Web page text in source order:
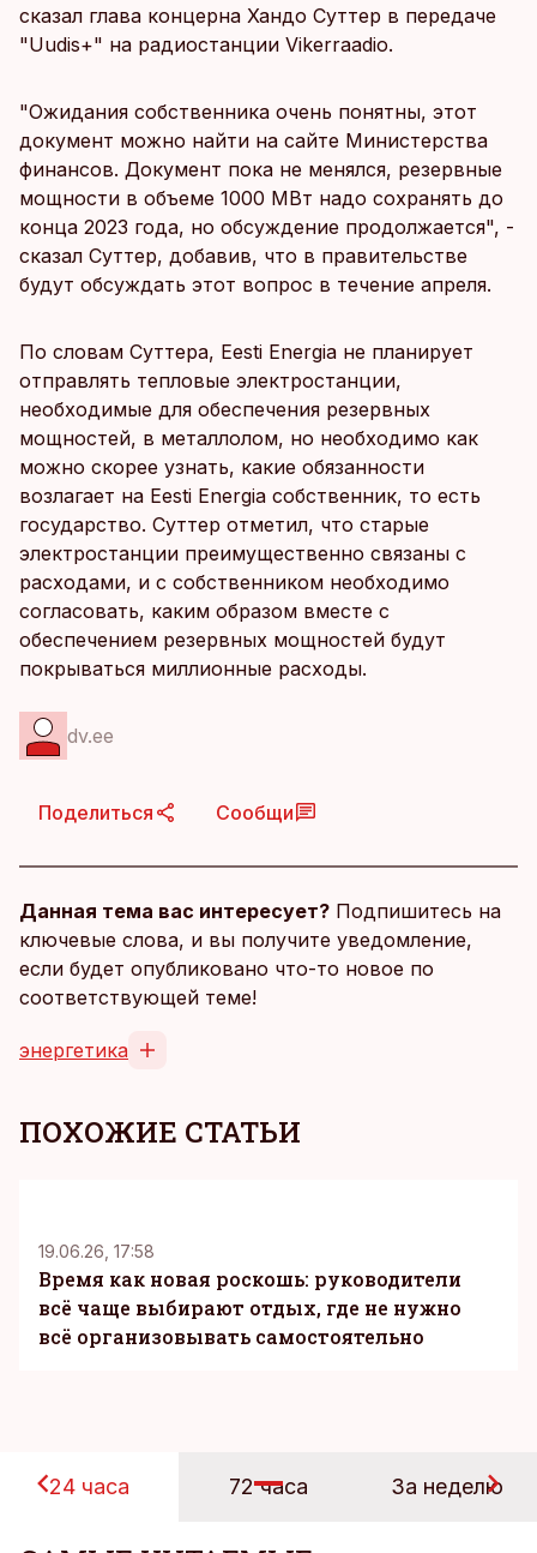
сказал глава концерна Хандо Суттер в передаче
"Uudis+" на радиостанции Vikerraadio.
"Ожидания собственника очень понятны, этот
документ можно найти на сайте Министерства
финансов. Документ пока не менялся, резервные
мощности в объеме 1000 МВт надо сохранять до
конца 2023 года, но обсуждение продолжается", -
сказал Суттер, добавив, что в правительстве
будут обсуждать этот вопрос в течение апреля.
По словам Суттера, Eesti Energia не планирует
отправлять тепловые электростанции,
необходимые для обеспечения резервных
мощностей, в металлолом, но необходимо как
можно скорее узнать, какие обязанности
возлагает на Eesti Energia собственник, то есть
государство. Суттер отметил, что старые
электростанции преимущественно связаны с
расходами, и с собственником необходимо
согласовать, каким образом вместе с
обеспечением резервных мощностей будут
покрываться миллионные расходы.
dv.ee
Поделиться Сообщи
Данная тема вас интересует? Подпишитесь на
ключевые слова, и вы получите уведомление,
если будет опубликовано что-то новое по
соответствующей теме!
энергетика
ПОХОЖИЕ СТАТЬИ
19.06.26, 17:58
Время как новая роскошь: руководители
всё чаще выбирают отдых, где не нужно
всё организовывать самостоятельно
24 часа 72 часа За неделю